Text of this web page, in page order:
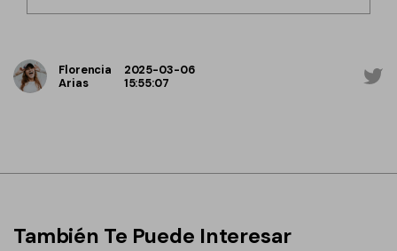
Florencia
Arias
2025-03-06
15:55:07
También Te Puede Interesar